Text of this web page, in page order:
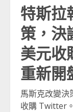
特斯拉
策，決
美元收
重新開
馬斯克改變決
收購 Twitter